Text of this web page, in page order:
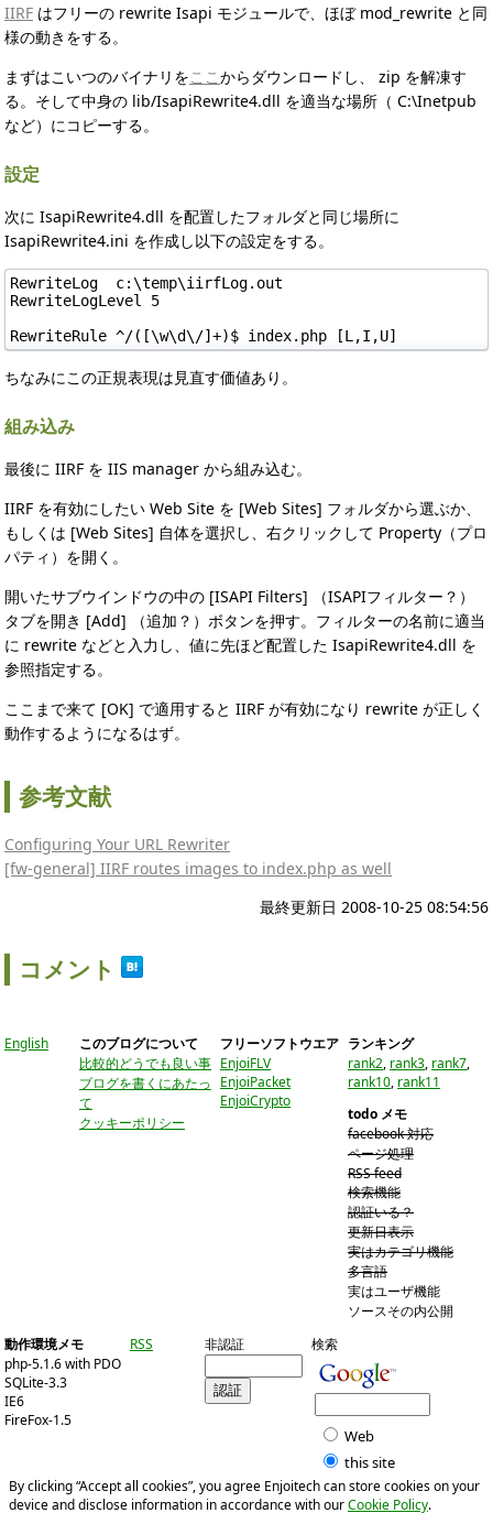
By clicking “Accept all cookies”, you agree Enjoitech can store cookies on your
device and disclose information in accordance with ourCookie Policy.
IIRF はフリーの rewrite Isapi モジュールで、ほぼ mod_rewrite と同
様の動きをする。
まずはこいつのバイナリを ここ からダウンロードし、 zip を解凍す
る。そして中身の lib/IsapiRewrite4.dll を適当な場所（ C:\Inetpub
など）にコピーする。
設定
次に IsapiRewrite4.dll を配置したフォルダと同じ場所に
IsapiRewrite4.ini を作成し以下の設定をする。
RewriteLog  c:\temp\iirfLog.out
RewriteLogLevel 5
ちなみにこの正規表現は見直す価値あり。
組み込み
最後に IIRF を IIS manager から組み込む。
IIRF を有効にしたい Web Site を [Web Sites] フォルダから選ぶか、
もしくは [Web Sites] 自体を選択し、右クリックして Property（プロ
パティ）を開く。
開いたサブウインドウの中の [ISAPI Filters] （ISAPIフィルター？）
タブを開き [Add] （追加？）ボタンを押す。フィルターの名前に適当
に rewrite などと入力し、値に先ほど配置した IsapiRewrite4.dll を
参照指定する。
ここまで来て [OK] で適用すると IIRF が有効になり rewrite が正しく
動作するようになるはず。
参考文献
Configuring Your URL Rewriter
[fw-general] IIRF routes images to index.php as well
最終更新日 2008-10-25 08:54:56
コメント
English
このブログについて
比較的どうでも良い事
ブログを書くにあたっ
て
クッキーポリシー
フリーソフトウエア
EnjoiFLV
EnjoiPacket
EnjoiCrypto
ランキング
rank2, rank3, rank7,
rank10, rank11
todo メモ
facebook 対応
ページ処理
RSS feed
検索機能
認証いる？
更新日表示
実はカテゴリ機能
多言語
実はユーザ機能
ソースその内公開
動作環境メモ
php-5.1.6 with PDO
SQLite-3.3
IE6
FireFox-1.5
RSS 非認証 検索
Web
this site